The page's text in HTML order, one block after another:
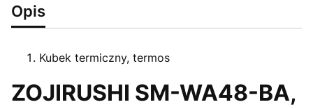
Opis
Kubek termiczny, termos
ZOJIRUSHI SM-WA48-BA,